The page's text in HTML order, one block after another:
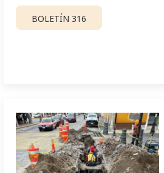
BOLETÍN 316